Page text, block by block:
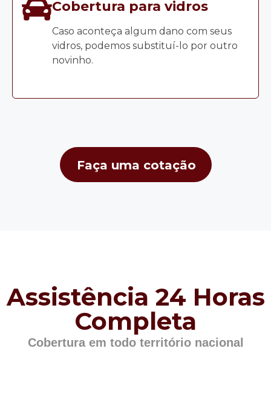
Cobertura para vidros
Caso aconteça algum dano com seus
vidros, podemos substituí-lo por outro
novinho.
Faça uma cotação
Assistência 24 Horas
Completa
Cobertura em todo território nacional